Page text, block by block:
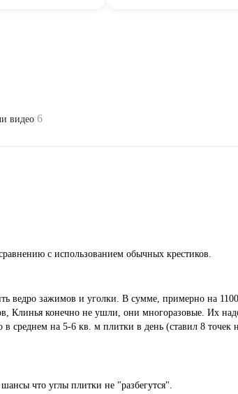
видео 6
с использованием обычных крестиков.
ведро зажимов и уголки. В сумме, примерно на
конечно не ушли, они многоразовые. Их надо
среднем на 5-6 кв. м плитки в день (ставил 8 точек
что углы плитки не "разбегутся".